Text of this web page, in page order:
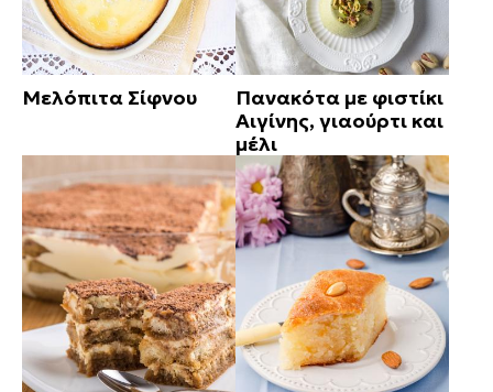
Μελόπιτα Σίφνου
Πανακότα με φιστίκι
Αιγίνης, γιαούρτι και
μέλι